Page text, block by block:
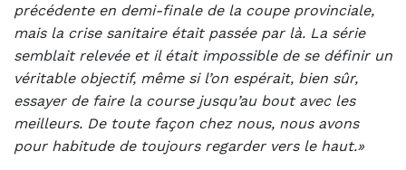
précédente en demi-finale de la coupe provinciale,
mais la crise sanitaire était passée par là. La série
semblait relevée et il était impossible de se définir un
véritable objectif, même si l’on espérait, bien sûr,
essayer de faire la course jusqu’au bout avec les
meilleurs. De toute façon chez nous, nous avons
pour habitude de toujours regarder vers le haut.»